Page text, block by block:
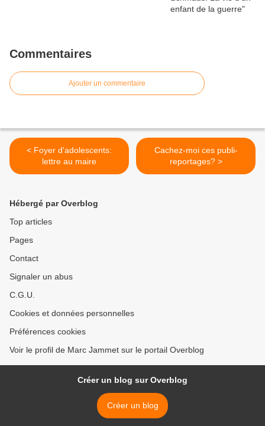
Commentaires
Ajouter un commentaire
< Foyer d'adolescents:
lettre au maire
Cachez-moi ces publi-
reportages? >
Hébergé par Overblog
Top articles
Pages
Contact
Signaler un abus
C.G.U.
Cookies et données personnelles
Préférences cookies
Voir le profil de Marc Jammet sur le portail Overblog
Créer un blog sur Overblog
Créer un blog